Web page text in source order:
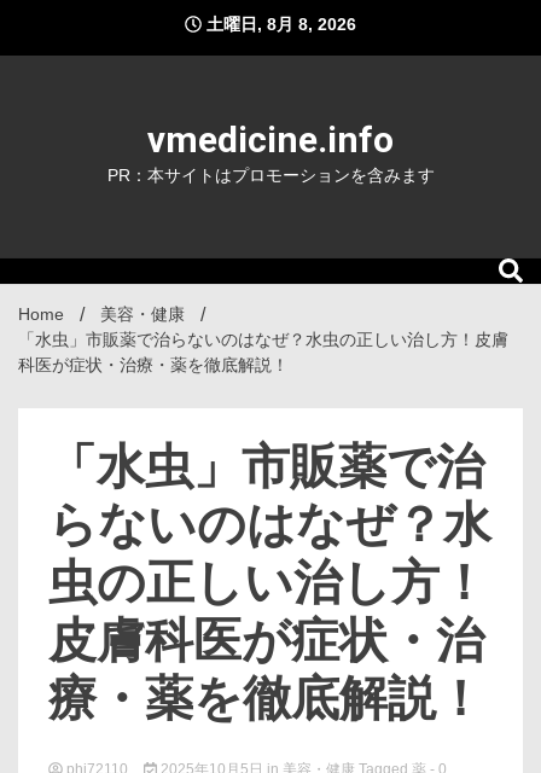
content
土曜日, 8月 8, 2026
vmedicine.info
PR：本サイトはプロモーションを含みます
Home
美容・健康
「水虫」市販薬で治らないのはなぜ？水虫の正しい治し方！皮膚
科医が症状・治療・薬を徹底解説！
「水虫」市販薬で治
らないのはなぜ？水
虫の正しい治し方！
皮膚科医が症状・治
療・薬を徹底解説！
phi72110 2025年10月5日 in 美容・健康 Tagged 薬 - 0